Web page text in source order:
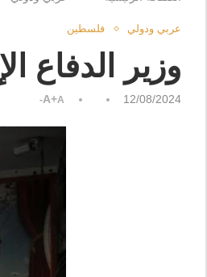
عربي ودولي فلسطين
وزير الدفاع
12/08/2024
A+A-